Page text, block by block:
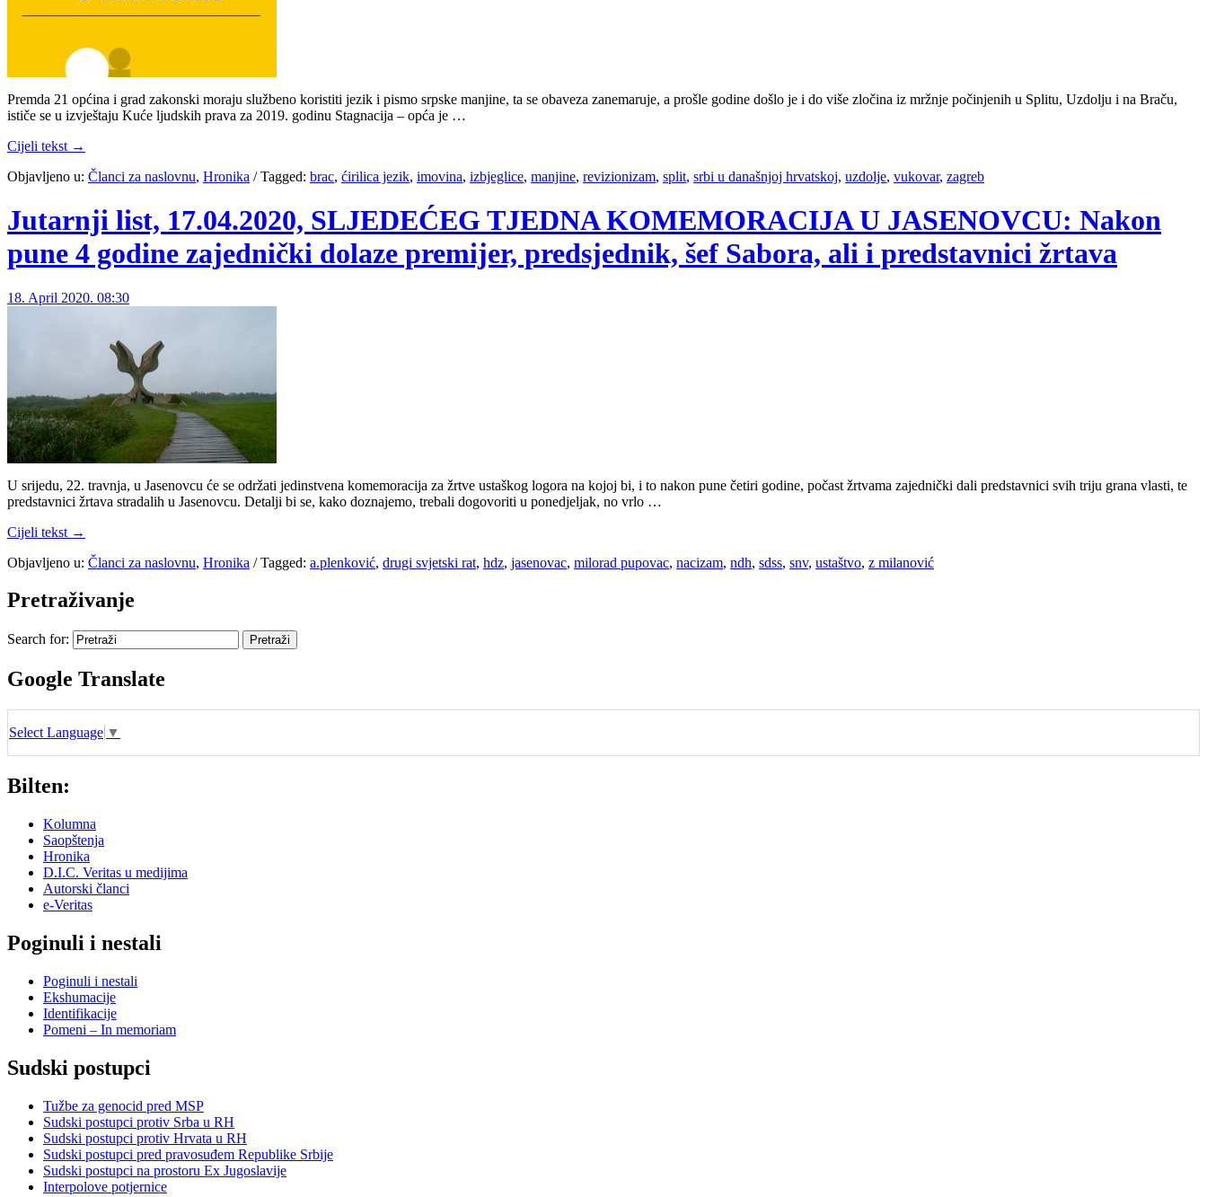
Premda 21 općina i grad zakonski moraju službeno koristiti jezik i pismo srpske manjine, ta se obaveza zanemaruje, a prošle godine došlo je i do više zločina iz mržnje počinjenih u Splitu, Uzdolju i na Braču,
ističe se u izvještaju Kuće ljudskih prava za 2019. godinu Stagnacija – opća je …
Cijeli tekst →
Objavljeno u: Članci za naslovnu, Hronika /Tagged: brac, ćirilica jezik, imovina, izbjeglice, manjine, revizionizam, split, srbi u današnjoj hrvatskoj, uzdolje, vukovar, zagreb
Jutarnji list, 17.04.2020, SLJEDEĆEG TJEDNA KOMEMORACIJA U JASENOVCU: Nakon
pune 4 godine zajednički dolaze premijer, predsjednik, šef Sabora, ali i predstavnici žrtava
18. April 2020. 08:30
U srijedu, 22. travnja, u Jasenovcu će se održati jedinstvena komemoracija za žrtve ustaškog logora na kojoj bi, i to nakon pune četiri godine, počast žrtvama zajednički dali predstavnici svih triju grana vlasti, te
predstavnici žrtava stradalih u Jasenovcu. Detalji bi se, kako doznajemo, trebali dogovoriti u ponedjeljak, no vrlo …
Cijeli tekst →
Objavljeno u: Članci za naslovnu, Hronika /Tagged: a.plenković, drugi svjetski rat, hdz, jasenovac, milorad pupovac, nacizam, ndh, sdss, snv, ustaštvo, z milanović
Pretraživanje
Search for:
Google Translate
Select Language ▼
Bilten:
Kolumna
Saopštenja
Hronika
D.I.C. Veritas u medijima
Autorski članci
e-Veritas
Poginuli i nestali
Poginuli i nestali
Ekshumacije
Identifikacije
Pomeni – In memoriam
Sudski postupci
Tužbe za genocid pred MSP
Sudski postupci protiv Srba u RH
Sudski postupci protiv Hrvata u RH
Sudski postupci pred pravosuđem Republike Srbije
Sudski postupci na prostoru Ex Jugoslavije
Interpolove potjernice